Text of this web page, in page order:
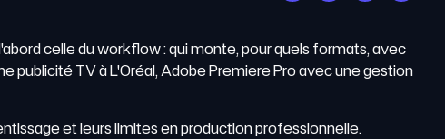
celle du workflow : qui monte, pour quels formats, avec
publicité TV à L'Oréal, Adobe Premiere Pro avec une gestion
et leurs limites en production professionnelle.